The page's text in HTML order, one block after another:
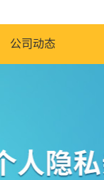
公司动态